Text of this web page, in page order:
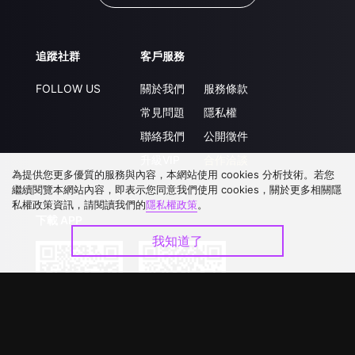
追蹤社群
FOLLOW US
客戶服務
關於我們
常見問題
聯絡我們
服務條款
隱私權
公開徵件
為提供您更多優質的服務與內容，本網站使用 cookies 分析技術。若您
繼續閱覽本網站內容，即表示您同意我們使用 cookies，關於更多相關隱
私權政策資訊，請閱讀我們的隱私權政策。
我知道了